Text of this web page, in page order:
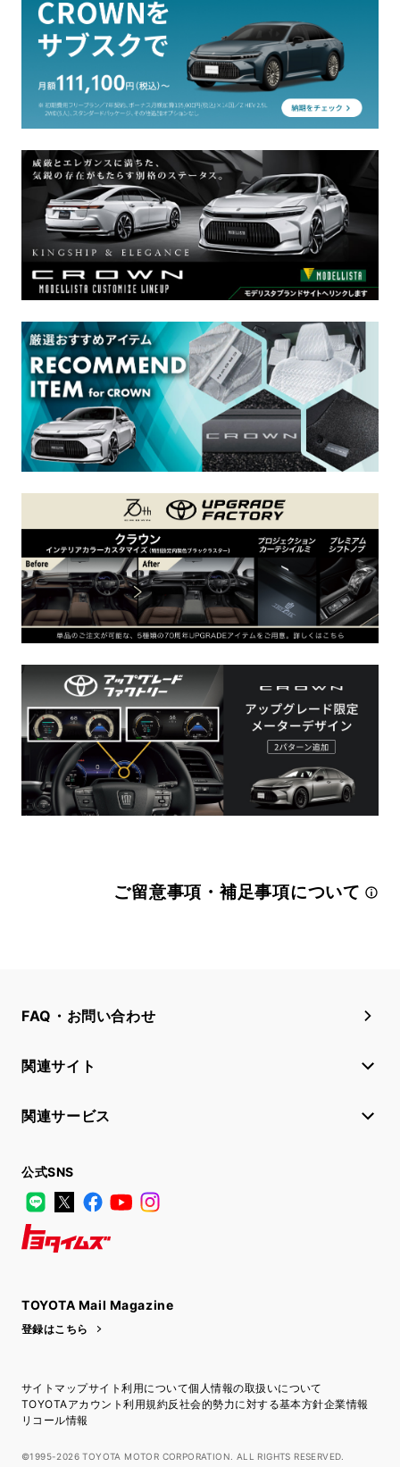
ご留意事項・補足事項について
FAQ・お問い合わせ
関連サイト
関連サービス
公式SNS
LINE
X FacebookYouTube
TOYOTA Mail Magazine
登録はこちら
サイトマップサイト利用について個人情報の取扱いについて
TOYOTAアカウント利用規約反社会的勢力に対する基本方針企業情報
リコール情報
©1995-2026 TOYOTA MOTOR CORPORATION. ALL RIGHTS RESERVED.